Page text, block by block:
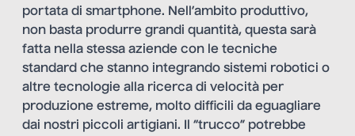
portata di smartphone. Nell’ambito produttivo,
non basta produrre grandi quantità, questa sarà
fatta nella stessa aziende con le tecniche
standard che stanno integrando sistemi robotici o
altre tecnologie alla ricerca di velocità per
produzione estreme, molto difficili da eguagliare
dai nostri piccoli artigiani. Il “trucco” potrebbe